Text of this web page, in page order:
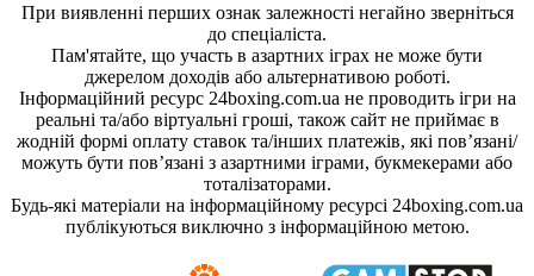
При виявленні перших ознак залежності негайно зверніться
до спеціаліста.
Пам'ятайте, що участь в азартних іграх не може бути
джерелом доходів або альтернативою роботі.
Інформаційний ресурс 24boxing.com.ua не проводить ігри на
реальні та/або віртуальні гроші, також сайт не приймає в
жодній формі оплату ставок та/інших платежів, які пов’язані/
можуть бути пов’язані з азартними іграми, букмекерами або
тоталізаторами.
Будь-які матеріали на інформаційному ресурсі 24boxing.com.ua
публікуються виключно з інформаційною метою.